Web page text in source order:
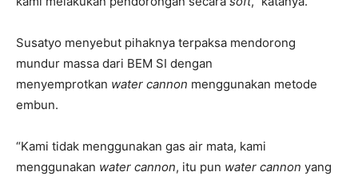
Susatyo menyebut pihaknya terpaksa mendorong
mundur massa dari BEM SI dengan
menyemprotkan water cannon menggunakan metode
embun.
“Kami tidak menggunakan gas air mata, kami
menggunakan water cannon, itu pun water cannon yang